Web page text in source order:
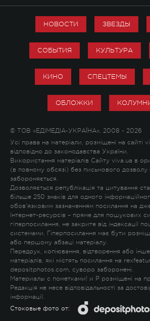
НОВОСТИ ЗВЕЗДЫ
СОБЫТИЯ КУЛЬТУРА
КИНО СПЕЦТЕМЫ
ОБЛОЖКИ
© ТОВ «ЕДІМЕДІА-УКРАЇНА», 2008 - 2026
Усі права на матеріали, розміщені на сайті
відповідно до законодавства України.
Використання матеріалів Сайту viva.ua в
(в повному обсязі) без письмового дозволу
забороняється.
Дозволяється републікація та цитування
більше 250 знаків для одного
обов'язковим зазначенням посилання на
Інтернет-ресурсів – пряме для пошукових
гіперпосилання, не закрите від індексації
системами. Гіперпосилання має бути
або першому абзаці матеріалу.
Передрук, копіювання, відтворення або
матеріалів, які містять посилання на
depositphotos.com, суворо заборонені.
Материалы с пометками! и P розміщені на
Редакція не несе відповідальності за
інформації.
Стоковые фото от: